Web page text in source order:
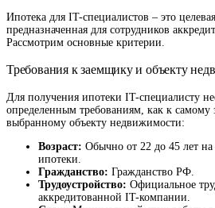
Ипотека для IT-специалистов – это
предназначенная для сотрудников
Рассмотрим основные критерии.
Требования к заемщику и объекту
Для получения ипотеки IT-специалисту
определенным требованиям, как к самому
выбранному объекту недвижимости:
Возраст: Обычно от 22 до 45 лет
ипотеки.
Гражданство: Гражданство РФ.
Трудоустройство: Официальное
аккредитованной IT-компании.